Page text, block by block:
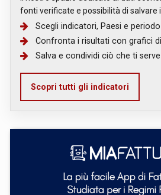
fonti verificate e possibilità di salvare
Scegli indicatori, Paesi e periodo
Confronta i risultati con grafici
Salva e condividi ciò che ti serve
Scopri tutti gli indicatori